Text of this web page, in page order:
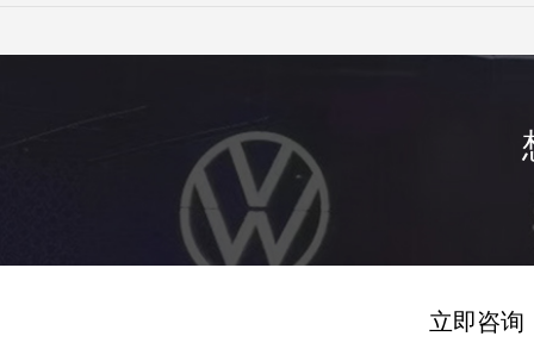
立即咨询